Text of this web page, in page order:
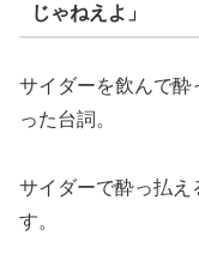
じゃねえよ」
サイダーを飲んで酔
った台詞。
サイダーで酔っ払
す。